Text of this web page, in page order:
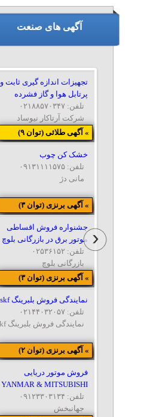
آگهی های صنعت
تجهیزات اندازه گیری ثابت و
پرتابل هوا و گاز فشرده
شرکت آرتاکار نیوساد
تلفن: ۰۲۱۸۸۵۷۰۳۴۷
» آگهی طلائی (توان ۹)
خشک کن چوب
مانی دژ
تلفن: ۰۹۱۳۱۱۱۱۵۷۵
» آگهی برنزی (توان ۳)
جشنواره فروش اقساطی
موتور برق در بازرگانی بلوچ
بازرگانی بلوچ
تلفن: ۰۲۵۳۶۱۵۲
» آگهی برنزی (توان ۳)
نمایندگی فروش بلبرینگ skf
نمایندگی فروش بلبرینگ skf
تلفن: ۰۲۱۴۴۰۳۲۰۵۷
» آگهی برنزی (توان ۲)
فروش موتور دریایی
YANMAR & MITSUBISHI
جهانبخش
تلفن: ۰۹۱۲۳۳۰۳۱۳۴